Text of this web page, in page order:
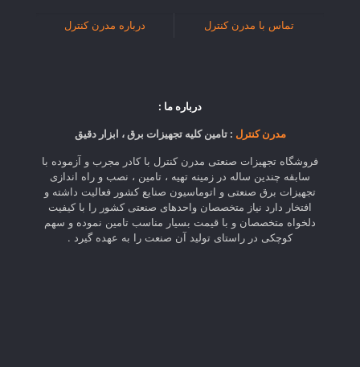
تماس با مدرن کنترل درباره مدرن کنترل
درباره ما :
مدرن کنترل : تامین کلیه تجهیزات برق ، ابزار دقیق
فروشگاه تجهیزات صنعتی مدرن کنترل با کادر مجرب و آزموده با
سابقه چندین ساله در زمینه تهیه ، تامین ، نصب و راه اندازی
تجهیزات برق صنعتی و اتوماسیون صنایع کشور فعالیت داشته و
افتخار دارد نیاز متخصصان واحدهای صنعتی کشور را با کیفیت
دلخواه متخصصان و با قیمت بسیار مناسب تامین نموده و سهم
کوچکی در راستای تولید آن صنعت را به عهده گیرد .